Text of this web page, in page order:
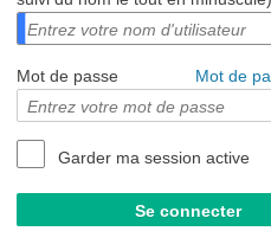
Mot de passe Mot de
Garder ma session active